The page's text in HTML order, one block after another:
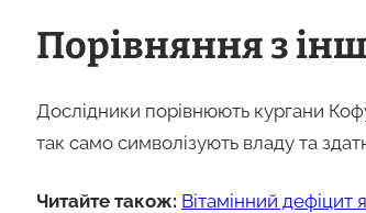
Порівняння з
Дослідники порівнюють кургани
так само символізують владу та
Читайте також: Вітамінний дефіцит